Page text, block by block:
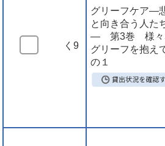
く9
グリーフケア―
と向き合う人た
― 第3巻 様々
グリーフを抱え
の１